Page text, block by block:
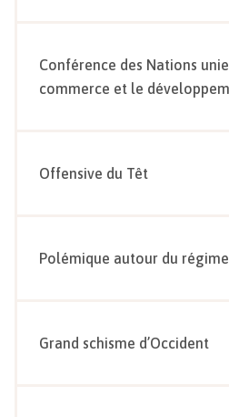
Conférence des Nations
commerce et le
Offensive du Têt
Polémique autour du
Grand schisme d’Occident